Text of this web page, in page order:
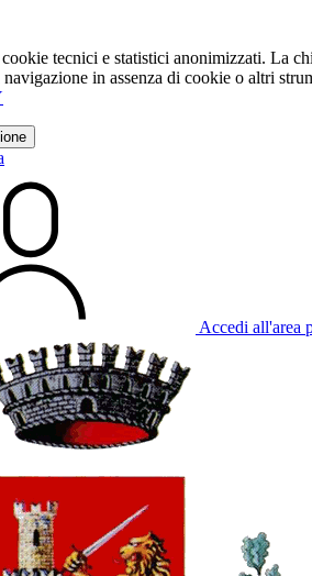
tecnici e statistici anonimizzati. La
in assenza di cookie o altri
Accedi all'area